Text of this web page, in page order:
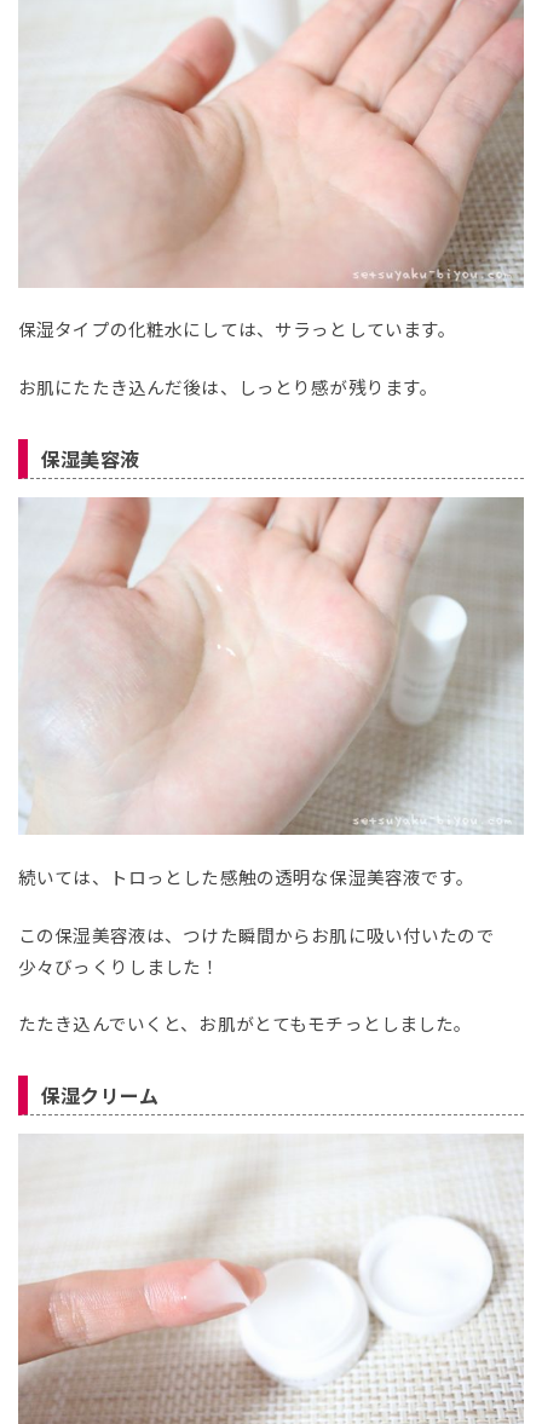
保湿タイプの化粧水にしては、サラっとしています。
お肌にたたき込んだ後は、しっとり感が残ります。
保湿美容液
続いては、トロっとした感触の透明な保湿美容液です。
この保湿美容液は、つけた瞬間からお肌に吸い付いたので
少々びっくりしました！
たたき込んでいくと、お肌がとてもモチっとしました。
保湿クリーム